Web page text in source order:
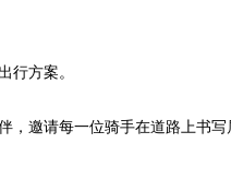
行方案。
邀请每一位骑手在道路上书写